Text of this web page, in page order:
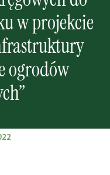
w projekcie
ogrodów